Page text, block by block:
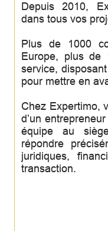
Depuis 2010,
dans tous vos
Plus de 1000
Europe, plus de
service,
pour mettre en
Chez Expertimo,
d’un
équipe au
répondre
juridiques,
transaction.